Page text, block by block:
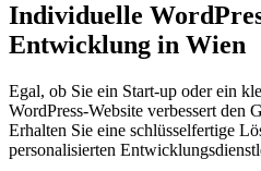
Individuelle
Entwicklung in Wien
Egal, ob Sie ein Start-up oder ein
WordPress-Website verbessert den
Erhalten Sie eine schlüsselfertige
personalisierten